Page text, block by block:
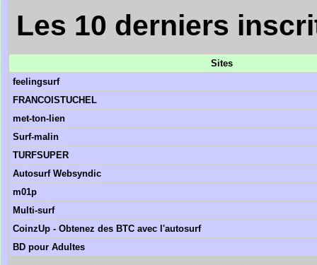
Les 10 derniers
Sites
feelingsurf
FRANCOISTUCHEL
met-ton-lien
Surf-malin
TURFSUPER
Autosurf Websyndic
m01p
Multi-surf
CoinzUp - Obtenez des BTC avec l'autosurf
BD pour Adultes